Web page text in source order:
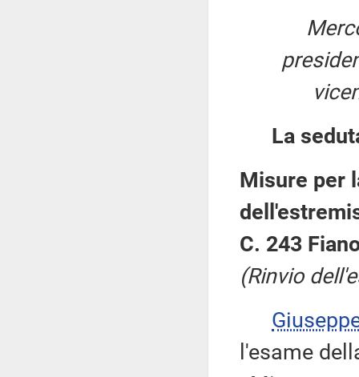
La
Misure per
C. 243
(Rinvio
l'esame